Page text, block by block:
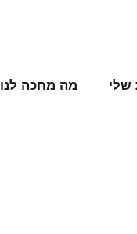
שלי מה מחכה לנו